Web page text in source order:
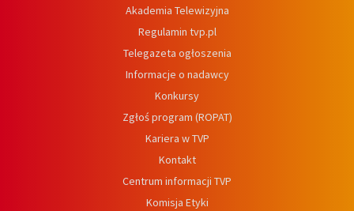
Akademia Telewizyjna
Regulamin tvp.pl
Telegazeta ogłoszenia
Informacje o nadawcy
Konkursy
Zgłoś program (ROPAT)
Kariera w TVP
Kontakt
Centrum informacji TVP
Komisja Etyki